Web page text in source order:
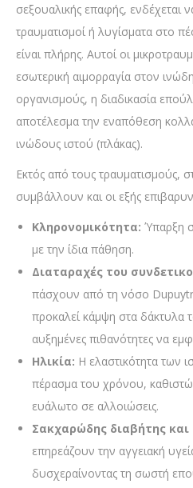
σεξουαλικής επαφής, ενδέχεται
τραυματισμοί ή λυγίσματα στο
είναι πλήρης. Αυτοί οι
εσωτερική αιμορραγία στον
οργανισμούς, η διαδικασία
αποτέλεσμα την εναπόθεση
ινώδους ιστού (πλάκας).
Εκτός από τους τραυματισμούς,
συμβάλλουν και οι εξής
Κληρονομικότητα: Ύπαρξη
με την ίδια πάθηση.
Διαταραχές του
πάσχουν από τη νόσο
προκαλεί κάμψη στα δάκτυλα
αυξημένες πιθανότητες να
Ηλικία: Η ελαστικότητα των
πέρασμα του χρόνου,
ευάλωτο σε αλλοιώσεις.
Σακχαρώδης διαβήτης
επηρεάζουν την αγγειακή
δυσχεραίνοντας τη σωστή